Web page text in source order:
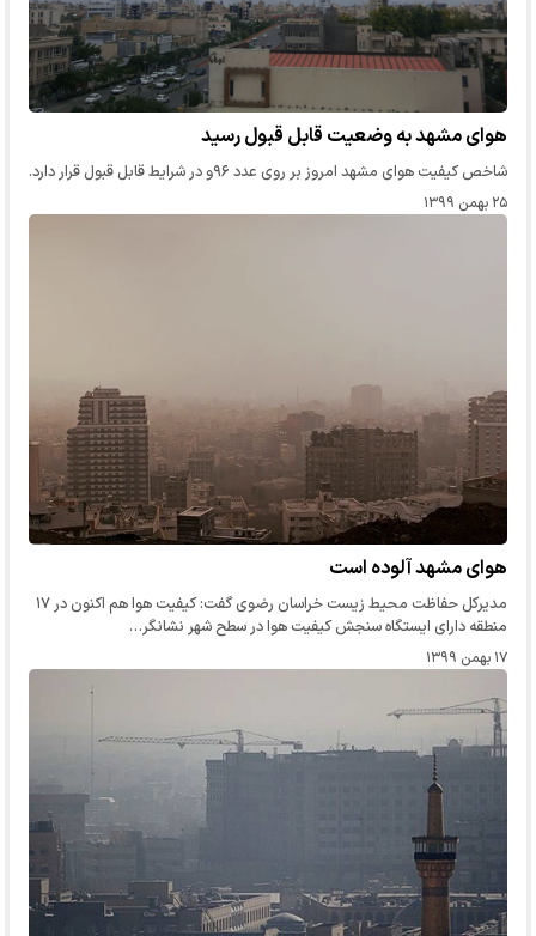
هوای مشهد به وضعیت قابل قبول رسید
شاخص کیفیت هوای مشهد امروز بر روی عدد ۹۶و در شرایط قابل قبول قرار دارد.
۲۵ بهمن ۱۳۹۹
هوای مشهد آلوده است
مدیرکل حفاظت محیط زیست خراسان رضوی گفت: کیفیت هوا هم اکنون در ۱۷
منطقه دارای ایستگاه سنجش کیفیت هوا در سطح شهر نشانگر…
۱۷ بهمن ۱۳۹۹